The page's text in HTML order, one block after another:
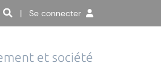
| Se connecter
et société